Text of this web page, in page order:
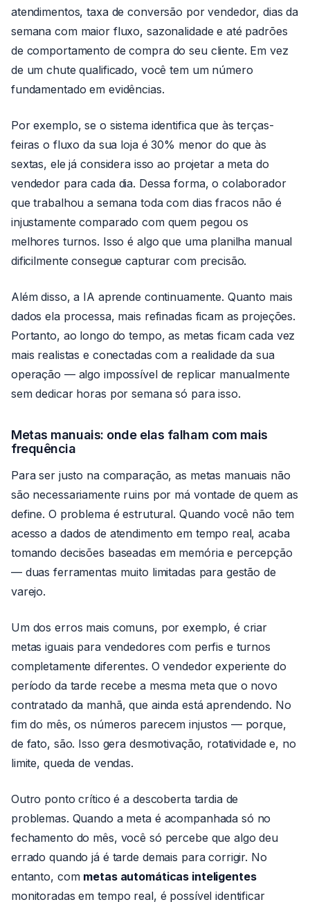
atendimentos, taxa de conversão por vendedor, dias da
semana com maior fluxo, sazonalidade e até padrões
de comportamento de compra do seu cliente. Em vez
de um chute qualificado, você tem um número
fundamentado em evidências.
Por exemplo, se o sistema identifica que às terças-
feiras o fluxo da sua loja é 30% menor do que às
sextas, ele já considera isso ao projetar a meta do
vendedor para cada dia. Dessa forma, o colaborador
que trabalhou a semana toda com dias fracos não é
injustamente comparado com quem pegou os
melhores turnos. Isso é algo que uma planilha manual
dificilmente consegue capturar com precisão.
Além disso, a IA aprende continuamente. Quanto mais
dados ela processa, mais refinadas ficam as projeções.
Portanto, ao longo do tempo, as metas ficam cada vez
mais realistas e conectadas com a realidade da sua
operação — algo impossível de replicar manualmente
sem dedicar horas por semana só para isso.
Metas manuais: onde elas falham com mais
frequência
Para ser justo na comparação, as metas manuais não
são necessariamente ruins por má vontade de quem as
define. O problema é estrutural. Quando você não tem
acesso a dados de atendimento em tempo real, acaba
tomando decisões baseadas em memória e percepção
— duas ferramentas muito limitadas para gestão de
varejo.
Um dos erros mais comuns, por exemplo, é criar
metas iguais para vendedores com perfis e turnos
completamente diferentes. O vendedor experiente do
período da tarde recebe a mesma meta que o novo
contratado da manhã, que ainda está aprendendo. No
fim do mês, os números parecem injustos — porque,
de fato, são. Isso gera desmotivação, rotatividade e, no
limite, queda de vendas.
Outro ponto crítico é a descoberta tardia de
problemas. Quando a meta é acompanhada só no
fechamento do mês, você só percebe que algo deu
errado quando já é tarde demais para corrigir. No
entanto, com metas automáticas inteligentes
monitoradas em tempo real, é possível identificar